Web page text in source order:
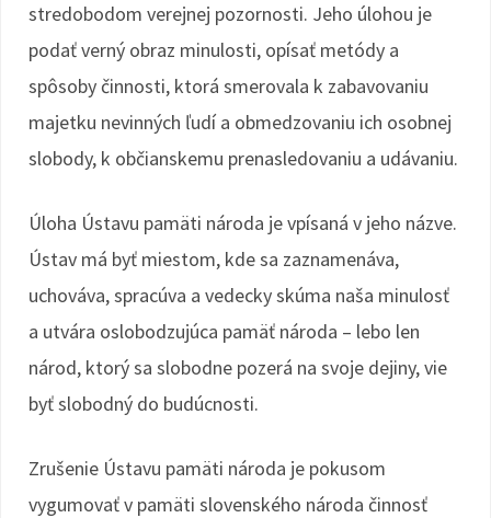
stredobodom verejnej pozornosti. Jeho úlohou je
podať verný obraz minulosti, opísať metódy a
spôsoby činnosti, ktorá smerovala k zabavovaniu
majetku nevinných ľudí a obmedzovaniu ich osobnej
slobody, k občianskemu prenasledovaniu a udávaniu.
Úloha Ústavu pamäti národa je vpísaná v jeho názve.
Ústav má byť miestom, kde sa zaznamenáva,
uchováva, spracúva a vedecky skúma naša minulosť
a utvára oslobodzujúca pamäť národa – lebo len
národ, ktorý sa slobodne pozerá na svoje dejiny, vie
byť slobodný do budúcnosti.
Zrušenie Ústavu pamäti národa je pokusom
vygumovať v pamäti slovenského národa činnosť